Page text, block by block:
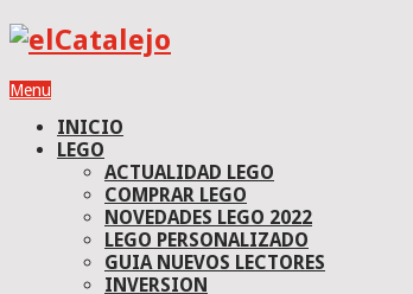
Menu
INICIO
LEGO
ACTUALIDAD LEGO
COMPRAR LEGO
NOVEDADES LEGO 2022
LEGO PERSONALIZADO
GUIA NUEVOS LECTORES
INVERSION